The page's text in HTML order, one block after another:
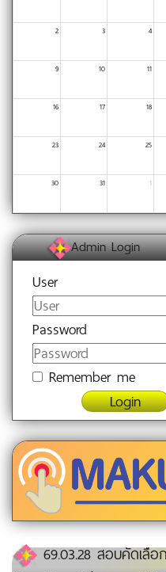
2 3 4
9 10 11
16 17 18
23 24 25
30 31 1
Admin Login
User
Password
Remember me
Login
69.03.28 สอบคัดเลือ